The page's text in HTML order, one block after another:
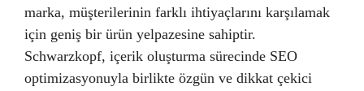
marka, müşterilerinin farklı ihtiyaçlarını karşılamak
için geniş bir ürün yelpazesine sahiptir.
Schwarzkopf, içerik oluşturma sürecinde SEO
optimizasyonuyla birlikte özgün ve dikkat çekici